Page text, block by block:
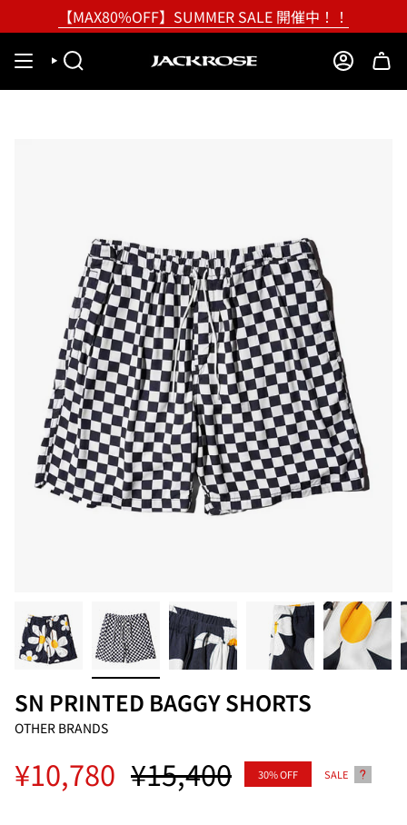
【MAX80%OFF】SUMMER SALE 開催中！！
SEARCH ACCOUNT
SN PRINTED BAGGY SHORTS
OTHER BRANDS
¥10,780 Regular
¥15,400 30%OFF SALE